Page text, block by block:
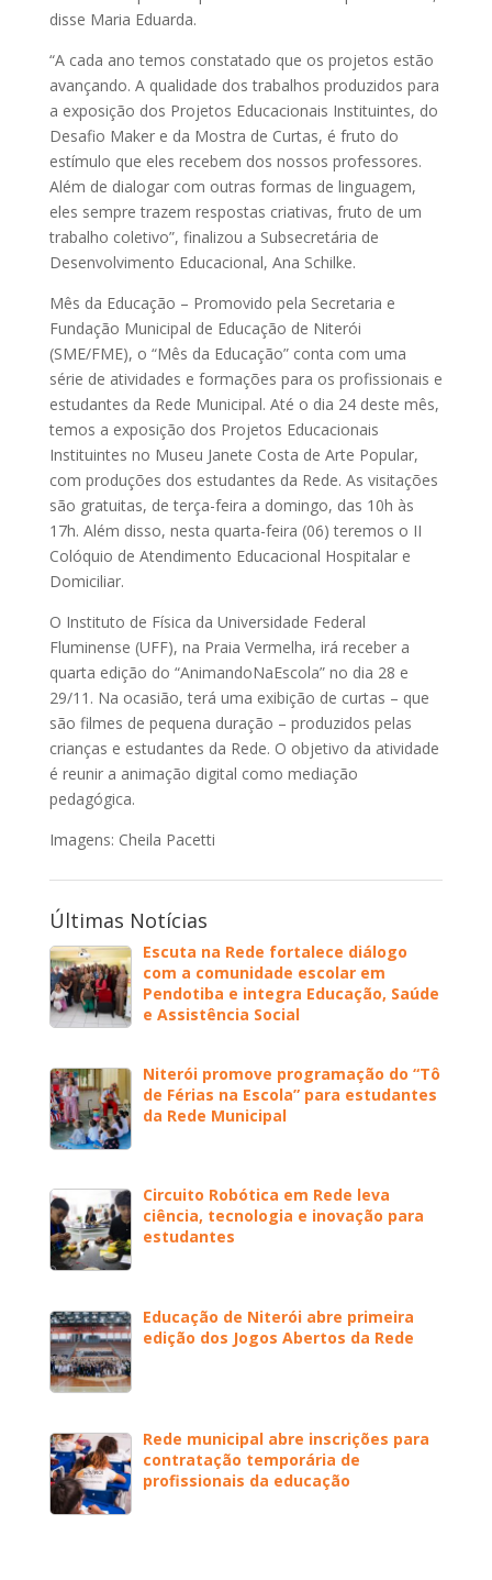
disse Maria Eduarda.
“A cada ano temos constatado que os projetos estão
avançando. A qualidade dos trabalhos produzidos para
a exposição dos Projetos Educacionais Instituintes, do
Desafio Maker e da Mostra de Curtas, é fruto do
estímulo que eles recebem dos nossos professores.
Além de dialogar com outras formas de linguagem,
eles sempre trazem respostas criativas, fruto de um
trabalho coletivo”, finalizou a Subsecretária de
Desenvolvimento Educacional, Ana Schilke.
Mês da Educação – Promovido pela Secretaria e
Fundação Municipal de Educação de Niterói
(SME/FME), o “Mês da Educação” conta com uma
série de atividades e formações para os profissionais e
estudantes da Rede Municipal. Até o dia 24 deste mês,
temos a exposição dos Projetos Educacionais
Instituintes no Museu Janete Costa de Arte Popular,
com produções dos estudantes da Rede. As visitações
são gratuitas, de terça-feira a domingo, das 10h às
17h. Além disso, nesta quarta-feira (06) teremos o II
Colóquio de Atendimento Educacional Hospitalar e
Domiciliar.
O Instituto de Física da Universidade Federal
Fluminense (UFF), na Praia Vermelha, irá receber a
quarta edição do “AnimandoNaEscola” no dia 28 e
29/11. Na ocasião, terá uma exibição de curtas – que
são filmes de pequena duração – produzidos pelas
crianças e estudantes da Rede. O objetivo da atividade
é reunir a animação digital como mediação
pedagógica.
Imagens: Cheila Pacetti
Últimas Notícias
Escuta na Rede fortalece diálogo
com a comunidade escolar em
Pendotiba e integra Educação, Saúde
e Assistência Social
Niterói promove programação do “Tô
de Férias na Escola” para estudantes
da Rede Municipal
Circuito Robótica em Rede leva
ciência, tecnologia e inovação para
estudantes
Educação de Niterói abre primeira
edição dos Jogos Abertos da Rede
Rede municipal abre inscrições para
contratação temporária de
profissionais da educação